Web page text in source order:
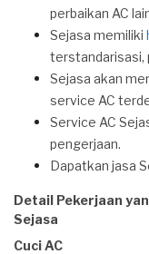
perbaikan AC
Sejasa memiliki
terstandarisasi,
Sejasa akan
service AC
Service AC
pengerjaan.
Dapatkan jasa
Detail Pekerjaan
Sejasa
Cuci AC